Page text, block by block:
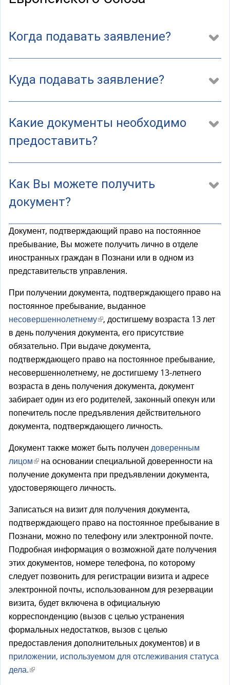
Когда подавать заявление?
Куда подавать заявление?
Какие документы необходимо
предоставить?
Как Вы можете получить
документ?
Документ, подтверждающий право на постоянное
пребывание, Вы можете получить лично в отделе
иностранных граждан в Познани или в одном из
представительств управления.
При получении документа, подтверждающего право на
постоянное пребывание, выданное
несовершеннолетнему(
в
н
е
ш
н
я
я
с
ы
л
к
а
)
, достигшему возраста 13 лет
в день получения документа, его присутствие
обязательно. При выдаче документа,
подтверждающего право на постоянное пребывание,
несовершеннолетнему, не достигшему 13-летнего
возраста в день получения документа, документ
забирает один из его родителей, законный опекун или
попечитель после предъявления действительного
документа, подтверждающего личность.
Документ также может быть получен доверенным
лицом(
в
н
ш
н
я
я
с
с
ы
л
к
а
)
на основании специальной доверенности на
получение документа при предъявлении документа,
удостоверяющего личность.
Записаться на визит для получения документа,
подтверждающего право на постоянное пребывание в
Познани, можно по телефону или электронной почте.
Подробная информация о возможной дате получения
этих документов, номере телефона, по которому
следует позвонить для регистрации визита и адресе
электронной почты, использованном для резервации
визита, будет включена в официальную
корреспонденцию (вызов с целью устранения
формальных недостатков, вызов с целью
предоставления дополнительных документов) и в
приложении, используемом для отслеживания статуса
дела.(